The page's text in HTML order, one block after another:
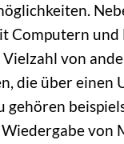
Computern und
von
die über einen
gehören
von